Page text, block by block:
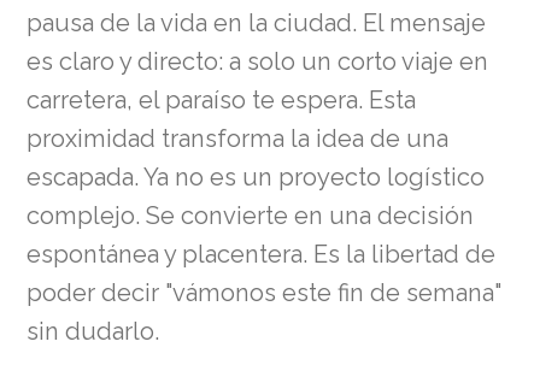
pausa de la vida en la ciudad. El mensaje
es claro y directo: a solo un corto viaje en
carretera, el paraíso te espera. Esta
proximidad transforma la idea de una
escapada. Ya no es un proyecto logístico
complejo. Se convierte en una decisión
espontánea y placentera. Es la libertad de
poder decir "vámonos este fin de semana"
sin dudarlo.